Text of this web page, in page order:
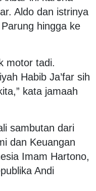
Aldo dan istrinya
hingga ke
motor tadi.
Habib Ja’far sih
kata jamaah
sambutan dari
dan Keuangan
Imam Hartono,
Andi